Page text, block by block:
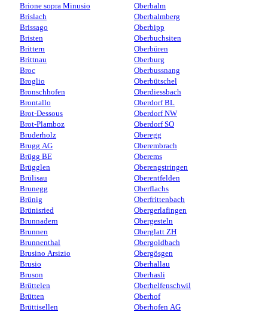
Brione sopra Minusio
Brislach
Brissago
Bristen
Brittern
Brittnau
Broc
Broglio
Bronschhofen
Brontallo
Brot-Dessous
Brot-Plamboz
Bruderholz
Brugg AG
Brügg BE
Brügglen
Brülisau
Brunegg
Brünig
Brünisried
Brunnadern
Brunnen
Brunnenthal
Brusino Arsizio
Brusio
Bruson
Brüttelen
Brütten
Brüttisellen
Oberbalm
Oberbalmberg
Oberbipp
Oberbuchsiten
Oberbüren
Oberburg
Oberbussnang
Oberbütschel
Oberdiessbach
Oberdorf BL
Oberdorf NW
Oberdorf SO
Oberegg
Oberembrach
Oberems
Oberengstringen
Oberentfelden
Oberflachs
Oberfrittenbach
Obergerlafingen
Obergesteln
Oberglatt ZH
Obergoldbach
Obergösgen
Oberhallau
Oberhasli
Oberhelfenschwil
Oberhof
Oberhofen AG